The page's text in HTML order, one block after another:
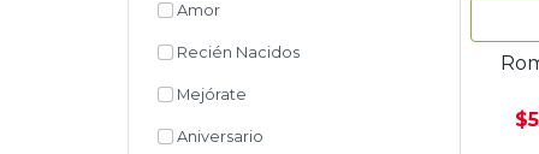
Amor
Recién Nacidos
Mejórate
Aniversario